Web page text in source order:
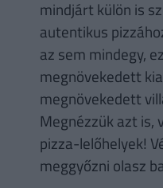
mindjárt külön is
autentikus
az sem mindegy,
megnövekedett
megnövekedett
Megnézzük azt is,
pizza-lelőhelyek!
meggyőzni olasz